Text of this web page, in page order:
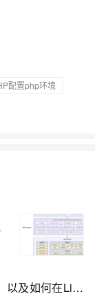
配置php环境
“智能决策”，从“孤立处理”到“协同治理”。
安装和配置JDK、Tomcat、MySQL环境，以及如何在Linux下更改后端端口。